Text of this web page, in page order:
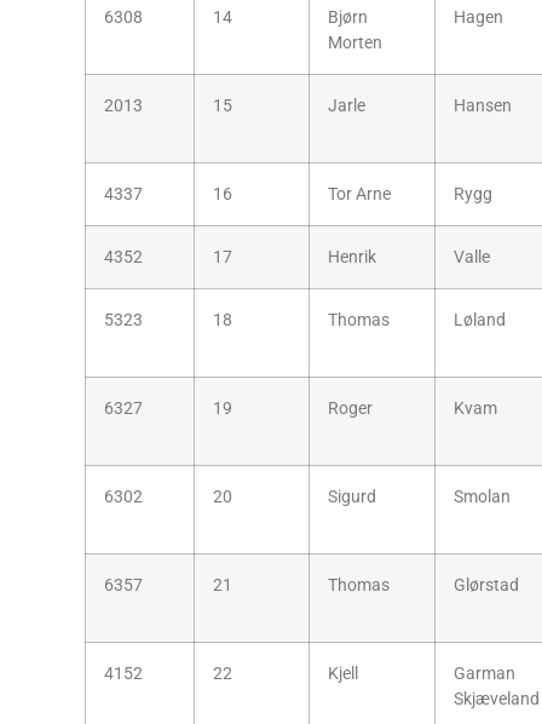
6308 14
Bjørn
Morten
Hagen
2013 15 Jarle Hansen
4337 16 Tor Arne Rygg
4352 17 Henrik Valle
5323 18 Thomas Løland
6327 19 Roger Kvam
6302 20 Sigurd Smolan
6357 21 Thomas Glørstad
4152 22 Kjell
Garman
Skjæveland